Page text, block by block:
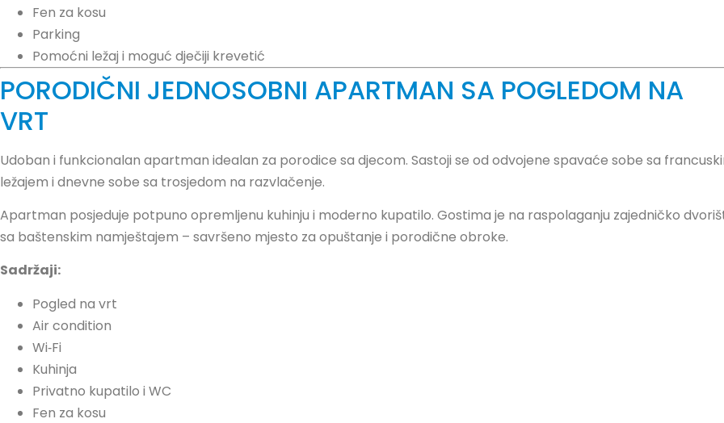
Fen za kosu
Parking
Pomoćni ležaj i moguć dječiji krevetić
PORODIČNI JEDNOSOBNI APARTMAN SA POGLEDOM NA
VRT
Udoban i funkcionalan apartman idealan za porodice sa djecom. Sastoji se od odvojene spavaće sobe sa
ležajem i dnevne sobe sa trosjedom na razvlačenje.
Apartman posjeduje potpuno opremljenu kuhinju i moderno kupatilo. Gostima je na raspolaganju zajedničko
sa baštenskim namještajem – savršeno mjesto za opuštanje i porodične obroke.
Sadržaji:
Pogled na vrt
Air condition
Wi‑Fi
Kuhinja
Privatno kupatilo i WC
Fen za kosu